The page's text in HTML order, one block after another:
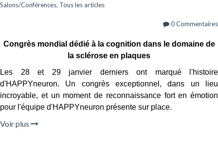
Salons/Conférences, Tous les articles
0 Commentaires
Congrès mondial dédié à la cognition dans le domaine de
la sclérose en plaques
Les 28 et 29 janvier derniers ont marqué l'histoire
d'HAPPYneuron. Un congrès exceptionnel, dans un lieu
incroyable, et un moment de reconnaissance fort en émotion
pour l'équipe d'HAPPYneuron présente sur place.
Voir plus